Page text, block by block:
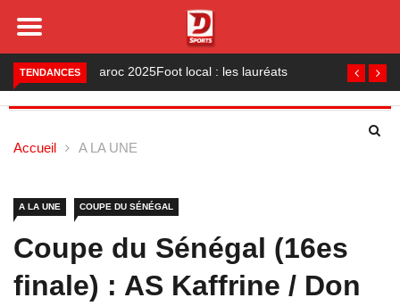
TENDANCES Foot local : les lauréats de la saison 2024-2025
Accueil A LA UNE
A LA UNE COUPE DU SÉNÉGAL
Coupe du Sénégal (16es
finale) : AS Kaffrine / Don